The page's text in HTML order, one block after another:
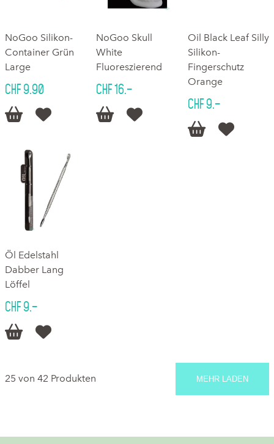
NoGoo Silikon-
Container Grün
Large
CHF 9.90
 
NoGoo Skull
White
Fluoreszierend
CHF 16.–
 
Oil Black Leaf Silly
Silikon-
Fingerschutz
Orange
CHF 9.–
 
Öl Edelstahl
Dabber Lang
Löffel
CHF 9.–
 
25 von 42 Produkten MEHR LADEN